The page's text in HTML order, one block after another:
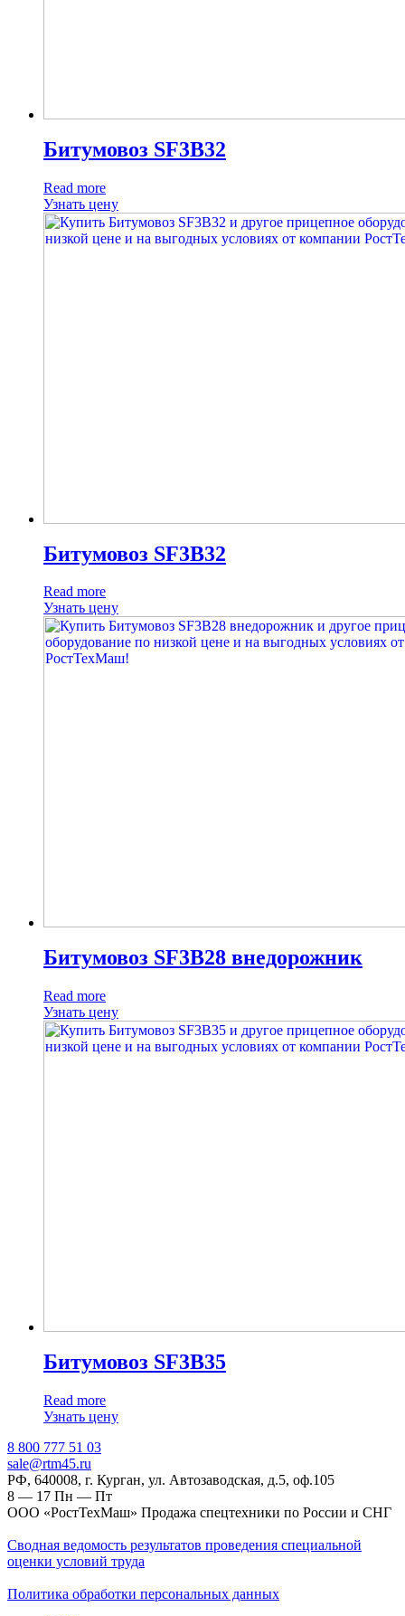
Битумовоз SF3B32
Read more
Узнать цену
Битумовоз SF3B32
Read more
Узнать цену
Битумовоз SF3B28 внедорожник
Read more
Узнать цену
Битумовоз SF3B35
Read more
Узнать цену
‎8 800 777 51 03
sale@rtm45.ru
РФ, 640008, г. Курган, ул. Автозаводская, д.5, оф.105
8 — 17 Пн — Пт
ООО «РостТехМаш» Продажа спецтехники по России и СНГ
Сводная ведомость результатов проведения специальной
оценки условий труда
Политика обработки персональных данных